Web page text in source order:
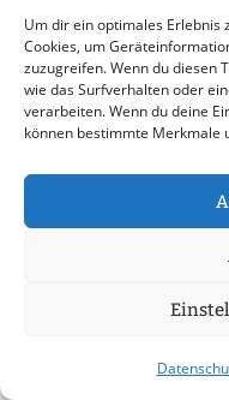
Um dir ein optimales Erlebnis
Cookies, um
zuzugreifen. Wenn du diesen
wie das Surfverhalten oder
verarbeiten. Wenn du deine
können bestimmte Merkmale
Sicherheit des
Mit Blick auf das
Bedeutung der
verändern.
erfordern eine
Überherrn